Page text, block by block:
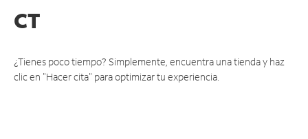
CT
¿Tienes poco tiempo? Simplemente, encuentra una tienda y haz
clic en "Hacer cita" para optimizar tu experiencia.